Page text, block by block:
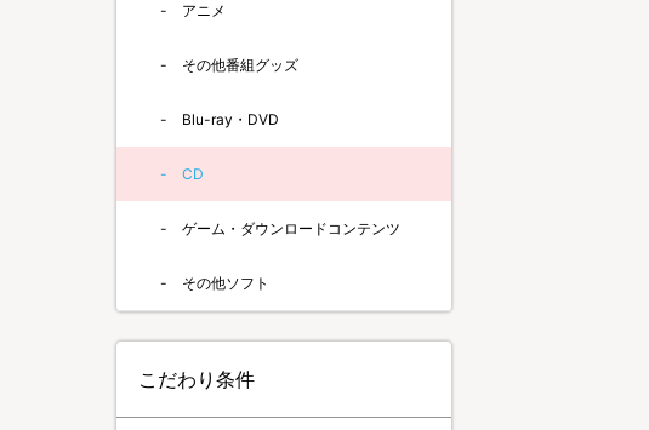
アニメ
その他番組グッズ
Blu-ray・DVD
CD
ゲーム・ダウンロードコンテンツ
その他ソフト
こだわり条件